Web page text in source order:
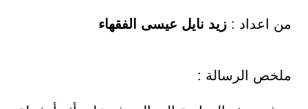
من اعداد : زيد نايل عيسى الفقهاء
ملخص الرسالة :